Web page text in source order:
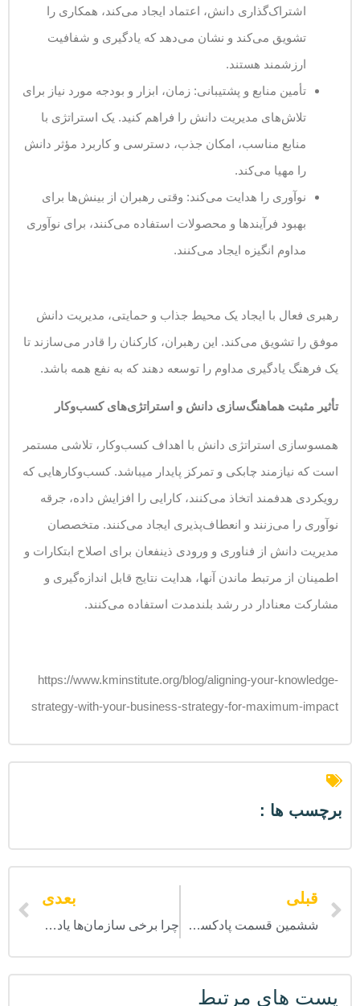
اشتراک‌گذاری دانش، اعتماد ایجاد می‌کند، همکاری را
تشویق می‌کند و نشان می‌دهد که یادگیری و شفافیت
ارزشمند هستند.
تأمین منابع و پشتیبانی: زمان، ابزار و بودجه مورد نیاز برای
تلاش‌های مدیریت دانش را فراهم کنید. یک استراتژی با
منابع مناسب، امکان جذب، دسترسی و کاربرد مؤثر دانش
را مهیا می‌کند.
نوآوری را هدایت می‌کند: وقتی رهبران از بینش‌ها برای
بهبود فرآیندها و محصولات استفاده می‌کنند، برای نوآوری
مداوم انگیزه ایجاد می‌کنند.
رهبری فعال با ایجاد یک محیط جذاب و حمایتی، مدیریت دانش
موفق را تشویق می‌کند. این رهبران، کارکنان را قادر می‌سازند تا
یک فرهنگ یادگیری مداوم را توسعه دهند که به نفع همه باشد.
تأثیر مثبت هماهنگ‌سازی دانش و استراتژی‌های کسب‌وکار
همسوسازی استراتژی دانش با اهداف کسب‌وکار، تلاشی مستمر
است که نیازمند چابکی و تمرکز پایدار می­باشد. کسب‌وکارهایی که
رویکردی هدفمند اتخاذ می‌کنند، کارایی را افزایش داده، جرقه
نوآوری را می‌زنند و انعطاف‌پذیری ایجاد می‌کنند. متخصصان
مدیریت دانش از فناوری و ورودی ذینفعان برای اصلاح ابتکارات و
اطمینان از مرتبط ماندن آن­ها، هدایت نتایج قابل اندازه‌گیری و
مشارکت معنادار در رشد بلندمدت استفاده می‌کنند.
https://www.kminstitute.org/blog/aligning-your-knowledge-
strategy-with-your-business-strategy-for-maximum-impact
برچسب ها :
قبلی
ششمین قسمت پادکست «رادیو دانا» منتشر شد
بعدی
چرا برخی سازمان‌ها یاد می‌گیرند و برخی نه؟!
پست های مرتبط